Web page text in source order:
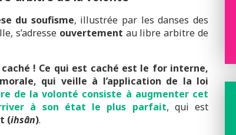
du soufisme, illustrée par les danses des
s’adresse ouvertement au libre arbitre de
! Ce qui est caché est le for interne,
qui veille à l’application de la loi
de la volonté consiste à augmenter cet
à son état le plus parfait, qui est
(ihsân).